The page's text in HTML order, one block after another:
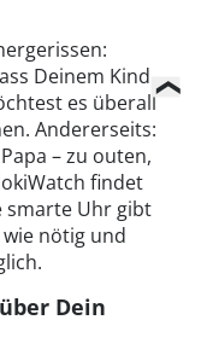
Deinem Kind
es überall
Andererseits:
– zu outen,
findet
smarte Uhr gibt
nötig und
Dein